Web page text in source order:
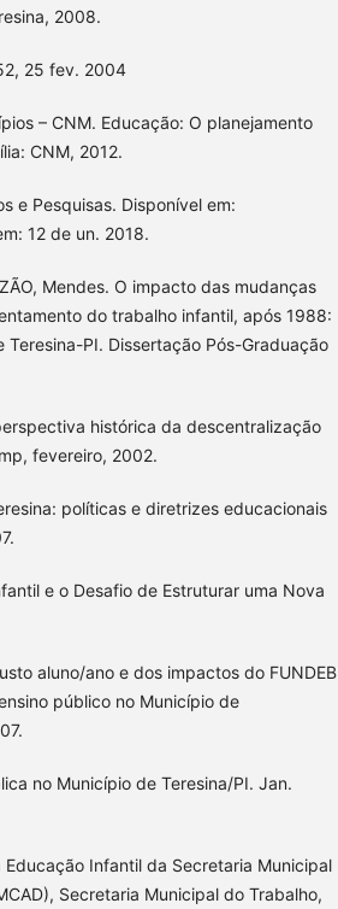
2008.
25 fev. 2004
– CNM. Educação: O planejamento
CNM, 2012.
e Pesquisas. Disponível em:
12 de un. 2018.
Mendes. O impacto das mudanças
do trabalho infantil, após 1988:
PI. Dissertação Pós-Graduação
histórica da descentralização
fevereiro, 2002.
políticas e diretrizes educacionais
e o Desafio de Estruturar uma Nova
aluno/ano e dos impactos do FUNDEB
público no Município de
no Município de Teresina/PI. Jan.
Educação Infantil da Secretaria Municipal
Secretaria Municipal do Trabalho,